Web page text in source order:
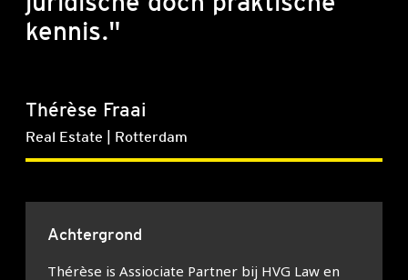
kennis."
Thérèse Fraai
Real Estate | Rotterdam
Achtergrond
Thérèse is Assiociate Partner bij HVG Law en